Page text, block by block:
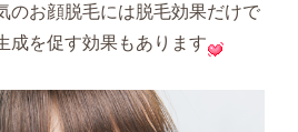
のお顔脱毛には脱毛効果だけで
成を促す効果もあります